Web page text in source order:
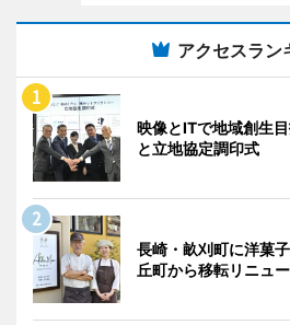
アクセスラン
映像とITで地域創生
と立地協定調印式
長崎・畝刈町に洋菓
丘町から移転リニュ